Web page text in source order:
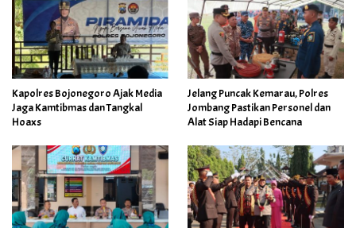
Kapolres Bojonegoro Ajak Media
Jaga Kamtibmas dan Tangkal
Hoaxs
Jelang Puncak Kemarau, Polres
Jombang Pastikan Personel dan
Alat Siap Hadapi Bencana